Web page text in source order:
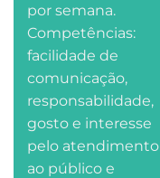
por semana.
Competências:
facilidade de
comunicação,
responsabilidade,
gosto e interesse
pelo atendimento
ao público e